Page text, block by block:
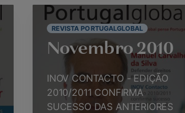
REVISTA PORTUGALGLOBAL
Novembro 2010
INOV CONTACTO - EDIÇÃO
2010/2011 CONFIRMA
SUCESSO DAS ANTERIORES